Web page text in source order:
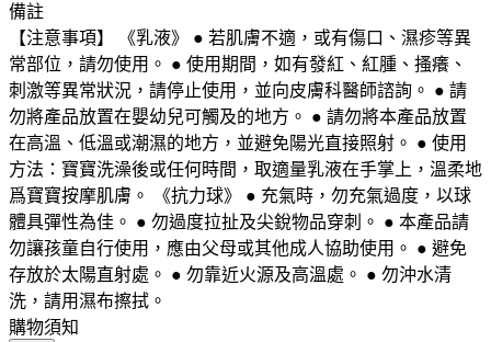
備註
【注意事項】 《乳液》 ● 若肌膚不適，或有傷口、濕疹等異
常部位，請勿使用。 ● 使用期間，如有發紅、紅腫、搔癢、
刺激等異常狀況，請停止使用，並向皮膚科醫師諮詢。 ● 請
勿將產品放置在嬰幼兒可觸及的地方。 ● 請勿將本產品放置
在高溫、低溫或潮濕的地方，並避免陽光直接照射。 ● 使用
方法：寶寶洗澡後或任何時間，取適量乳液在手掌上，溫柔地
爲寶寶按摩肌膚。 《抗力球》 ● 充氣時，勿充氣過度，以球
體具彈性為佳。 ● 勿過度拉扯及尖銳物品穿刺。 ● 本產品請
勿讓孩童自行使用，應由父母或其他成人協助使用。 ● 避免
存放於太陽直射處。 ● 勿靠近火源及高溫處。 ● 勿沖水清
洗，請用濕布擦拭。
購物須知